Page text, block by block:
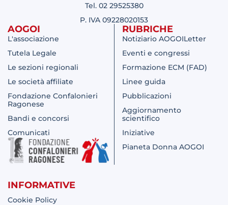
Tel. 02 29525380
P. IVA 09228020153
AOGOI
L'associazione
Tutela Legale
Le sezioni regionali
Le società affiliate
Fondazione Confalonieri
Ragonese
Bandi e concorsi
Comunicati
RUBRICHE
Notiziario AOGOILetter
Eventi e congressi
Formazione ECM (FAD)
Linee guida
Pubblicazioni
Aggiornamento
scientifico
Iniziative
Pianeta Donna AOGOI
INFORMATIVE
Cookie Policy